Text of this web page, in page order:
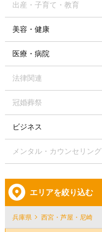
出産・子育て・教育
美容・健康
医療・病院
法律関連
冠婚葬祭
ビジネス
メンタル・カウンセリング
エリアを絞り込む
兵庫県 西宮・芦屋・尼崎